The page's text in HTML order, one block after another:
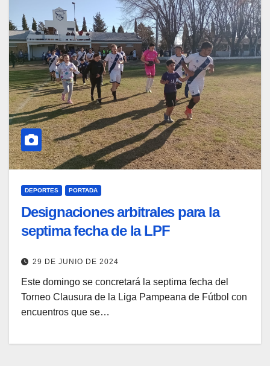
DEPORTES PORTADA
Designaciones arbitrales para la
septima fecha de la LPF
29 DE JUNIO DE 2024
Este domingo se concretará la septima fecha del
Torneo Clausura de la Liga Pampeana de Fútbol con
encuentros que se…